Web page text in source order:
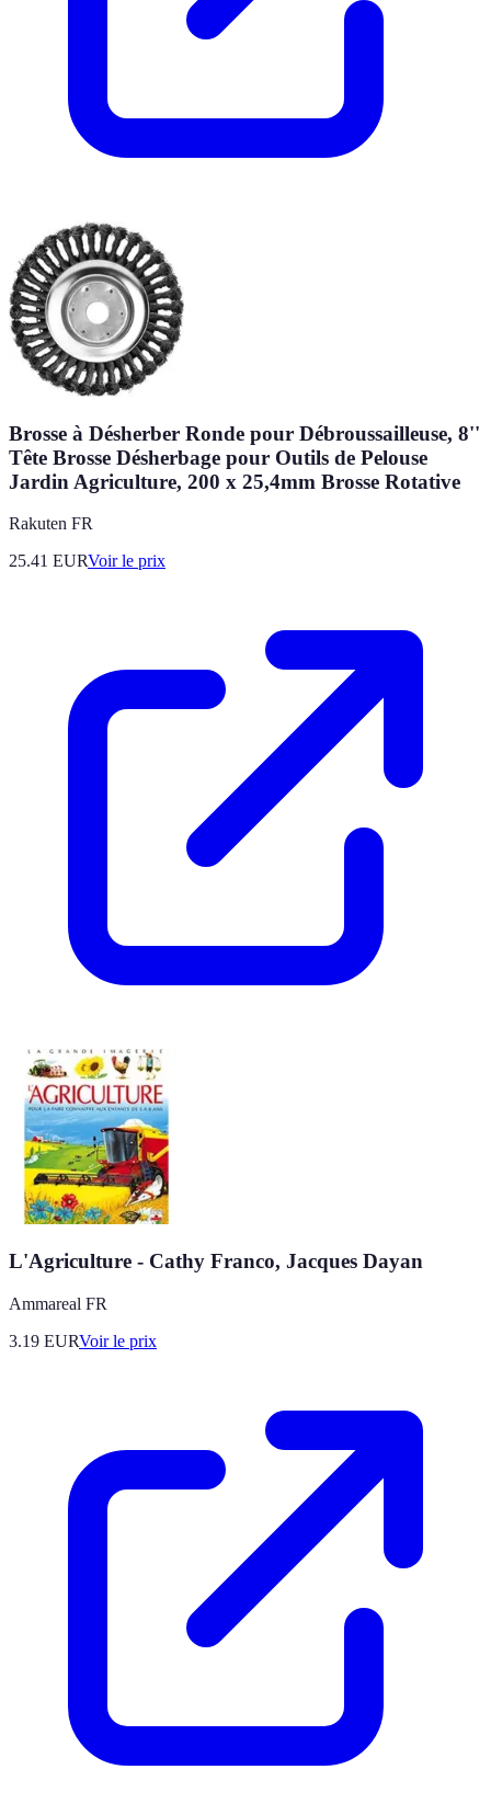
Brosse à Désherber Ronde pour Débroussailleuse, 8''
Tête Brosse Désherbage pour Outils de Pelouse
Jardin Agriculture, 200 x 25,4mm Brosse Rotative
Rakuten FR
25.41 EURVoir le prix
L'Agriculture - Cathy Franco, Jacques Dayan
Ammareal FR
3.19 EURVoir le prix